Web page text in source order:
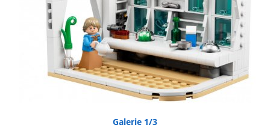
Galerie 1/3